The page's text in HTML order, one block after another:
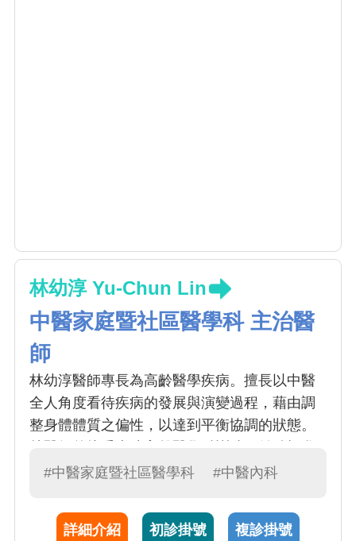
林幼淳 Yu-Chun Lin
中醫家庭暨社區醫學科 主治醫
師
林幼淳醫師專長為高齡醫學疾病。擅長以中醫
全人角度看待疾病的發展與演變過程，藉由調
整身體體質之偏性，以達到平衡協調的狀態。
與高齡醫學和中醫體質診斷相關研究，於國內
#中醫家庭暨社區醫學科 #中醫內科
詳細介紹 初診掛號 複診掛號